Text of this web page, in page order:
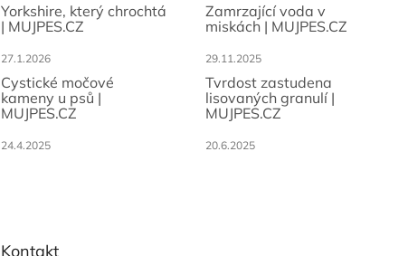
Yorkshire, který chrochtá
| MUJPES.CZ
27.1.2026
Cystické močové
kameny u psů |
MUJPES.CZ
24.4.2025
Zamrzající voda v
miskách | MUJPES.CZ
29.11.2025
Tvrdost zastudena
lisovaných granulí |
MUJPES.CZ
20.6.2025
Kontakt